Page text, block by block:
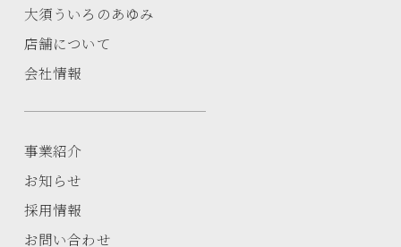
大須ういろのあゆみ
店舗について
会社情報
事業紹介
お知らせ
採用情報
お問い合わせ